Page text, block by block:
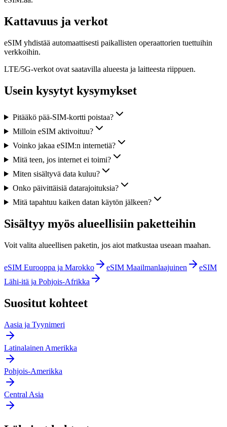
Kattavuus ja verkot
eSIM yhdistää automaattisesti paikallisten operaattorien tuettuihin
verkkoihin.
LTE/5G-verkot ovat saatavilla alueesta ja laitteesta riippuen.
Usein kysytyt kysymykset
Pitääkö pää-SIM-kortti poistaa?
Milloin eSIM aktivoituu?
Voinko jakaa eSIM:n internetiä?
Mitä teen, jos internet ei toimi?
Miten sisältyvä data kuluu?
Onko päivittäisiä datarajoituksia?
Mitä tapahtuu kaiken datan käytön jälkeen?
Sisältyy myös alueellisiin paketteihin
Voit valita alueellisen paketin, jos aiot matkustaa useaan maahan.
eSIM Eurooppa ja Marokko eSIM Maailmanlaajuinen
eSIM
Lähi-itä ja Pohjois-Afrikka
Suositut kohteet
Aasia ja Tyynimeri
Latinalainen Amerikka
Pohjois-Amerikka
Central Asia